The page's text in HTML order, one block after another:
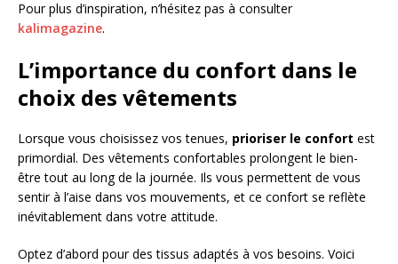
Pour plus d’inspiration, n’hésitez pas à consulter
kalimagazine.
L’importance du confort dans le
choix des vêtements
Lorsque vous choisissez vos tenues, prioriser le confort est
primordial. Des vêtements confortables prolongent le bien-
être tout au long de la journée. Ils vous permettent de vous
sentir à l’aise dans vos mouvements, et ce confort se reflète
inévitablement dans votre attitude.
Optez d’abord pour des tissus adaptés à vos besoins. Voici